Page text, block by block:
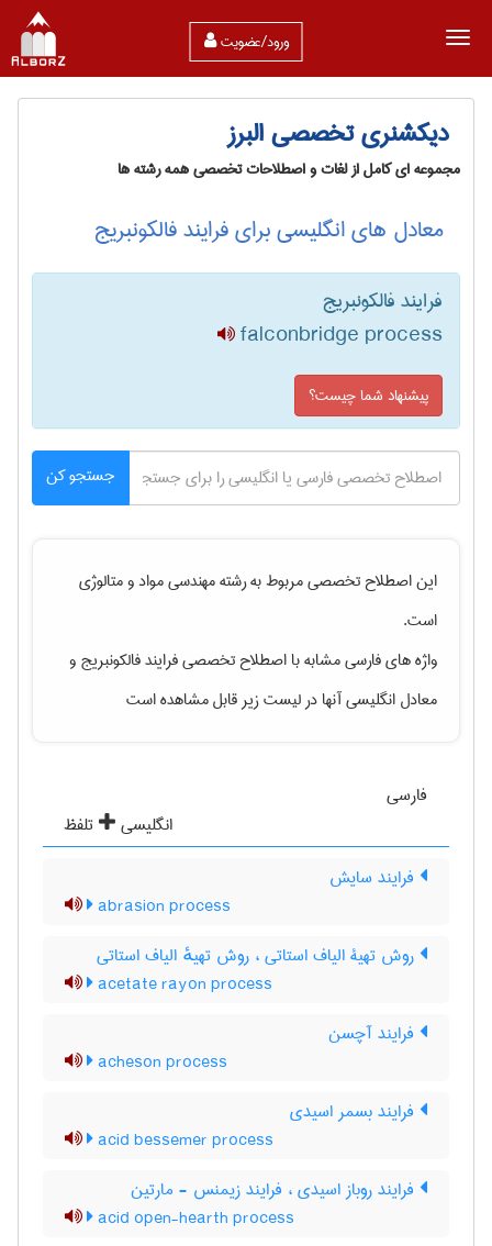
ورود/عضویت
دیکشنری تخصصی البرز
مجموعه ای کامل از لغات و اصطلاحات تخصصی همه رشته ها
معادل های انگلیسی برای فرایند فالکونبریج
فرایند فالکونبریج
falconbridge process
پیشنهاد شما چیست؟
جستجو کن
این اصطلاح تخصصی مربوط به رشتهمهندسی مواد و متالوژی
است.
واژه های فارسی مشابه با اصطلاح تخصصیفرایند فالکونبریجو
معادل انگلیسی آنها در لیست زیر قابل مشاهده است
فارسی
انگلیسی
تلفظ
فرایند سایش
abrasion process
روش تهیۀ الیاف استاتی ، روش تهیهٔ الیاف استاتی
acetate rayon process
فرایند آچسن
acheson process
فرایند بسمر اسیدی
acid bessemer process
فرایند روباز اسیدی ، فرایند زیمنس - مارتین
acid open-hearth process